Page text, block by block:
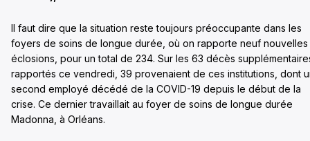
Il faut dire que la situation reste toujours préoccupante dans les
foyers de soins de longue durée, où on rapporte neuf nouvelles
éclosions, pour un total de 234. Sur les 63 décès
rapportés ce vendredi, 39 provenaient de ces institutions, dont
second employé décédé de la COVID-19 depuis le début de la
crise. Ce dernier travaillait au foyer de soins de longue durée
Madonna, à Orléans.